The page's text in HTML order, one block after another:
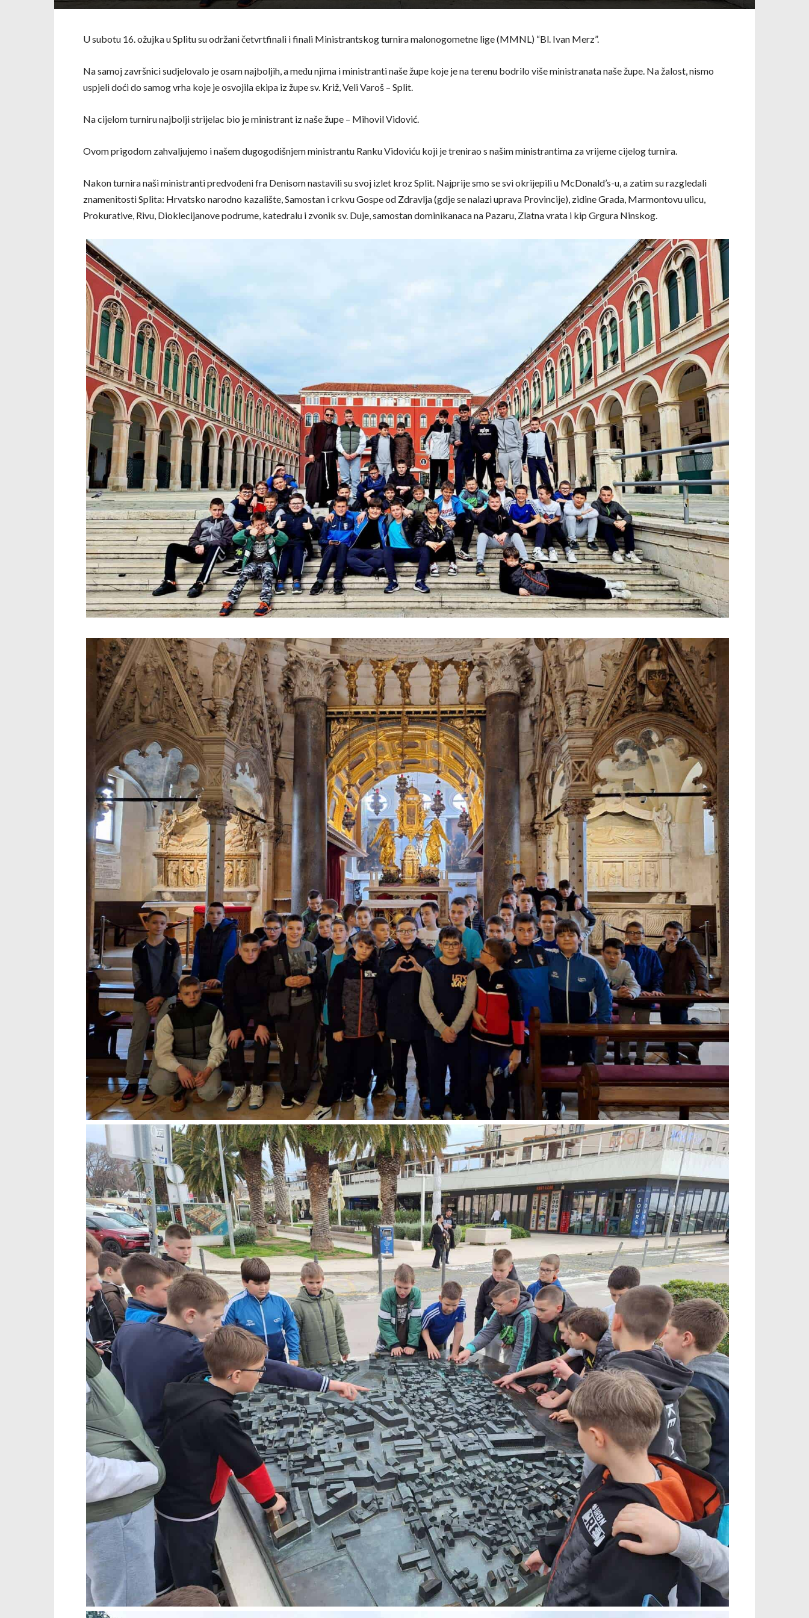
U subotu 16. ožujka u Splitu su održani četvrtfinali i finali Ministrantskog turnira malonogometne lige (MMNL) “Bl. Ivan Merz”.
Na samoj završnici sudjelovalo je osam najboljih, a među njima i ministranti naše župe koje je na terenu bodrilo više ministranata naše župe. Na žalost, nismo
uspjeli doći do samog vrha koje je osvojila ekipa iz župe sv. Križ, Veli Varoš – Split.
Na cijelom turniru najbolji strijelac bio je ministrant iz naše župe – Mihovil Vidović.
Ovom prigodom zahvaljujemo i našem dugogodišnjem ministrantu Ranku Vidoviću koji je trenirao s našim ministrantima za vrijeme cijelog turnira.
Nakon turnira naši ministranti predvođeni fra Denisom nastavili su svoj izlet kroz Split. Najprije smo se svi okrijepili u McDonald’s-u, a zatim su razgledali
znamenitosti Splita: Hrvatsko narodno kazalište, Samostan i crkvu Gospe od Zdravlja (gdje se nalazi uprava Provincije), zidine Grada, Marmontovu ulicu,
Prokurative, Rivu, Dioklecijanove podrume, katedralu i zvonik sv. Duje, samostan dominikanaca na Pazaru, Zlatna vrata i kip Grgura Ninskog.